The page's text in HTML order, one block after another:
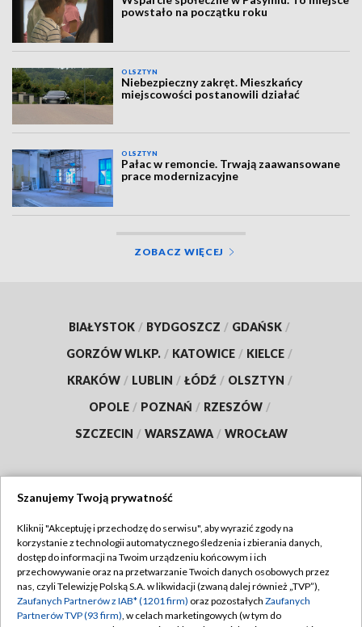
powstało na początku roku
OLSZTYN
Niebezpieczny zakręt. Mieszkańcy
miejscowości postanowili działać
OLSZTYN
Pałac w remoncie. Trwają zaawansowane
prace modernizacyjne
ZOBACZ WIĘCEJ
BIAŁYSTOK / BYDGOSZCZ / GDAŃSK /
GORZÓW WLKP. / KATOWICE / KIELCE /
KRAKÓW / LUBLIN / ŁÓDŹ / OLSZTYN /
OPOLE / POZNAŃ / RZESZÓW /
SZCZECIN / WARSZAWA / WROCŁAW
TVP
Abonament TVP
Emisja w TVP
Regulamin TVP
Polityka prywatności
Szanujemy Twoją prywatność
Kliknij "Akceptuję i przechodzę do serwisu", aby wyrazić zgody na
korzystanie z technologii automatycznego śledzenia i zbierania danych,
dostęp do informacji na Twoim urządzeniu końcowym i ich
przechowywanie oraz na przetwarzanie Twoich danych osobowych przez
nas, czyli Telewizję Polską S.A. w likwidacji (zwaną dalej również „TVP”),
Zaufanych Partnerów z IAB* (1201 firm) oraz pozostałych Zaufanych
Partnerów TVP (93 firm), w celach marketingowych (w tym do